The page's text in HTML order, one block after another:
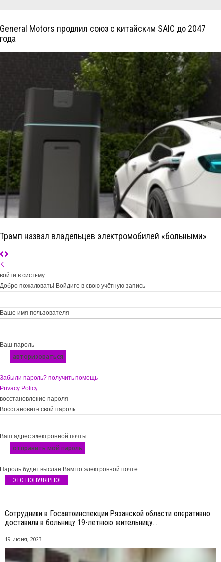
General Motors продлил союз с китайским SAIC до 2047
года
Трамп назвал владельцев электромобилей «больными»
войти в систему
Добро пожаловать! Войдите в свою учётную запись
Ваше имя пользователя
Ваш пароль
Забыли пароль? получить помощь
Privacy Policy
восстановление пароля
Восстановите свой пароль
Ваш адрес электронной почты
Пароль будет выслан Вам по электронной почте.
ЭТО ПОПУЛЯРНО!
Сотрудники в Госавтоинспекции Рязанской области оперативно
доставили в больницу 19-летнюю жительницу...
19 июня, 2023